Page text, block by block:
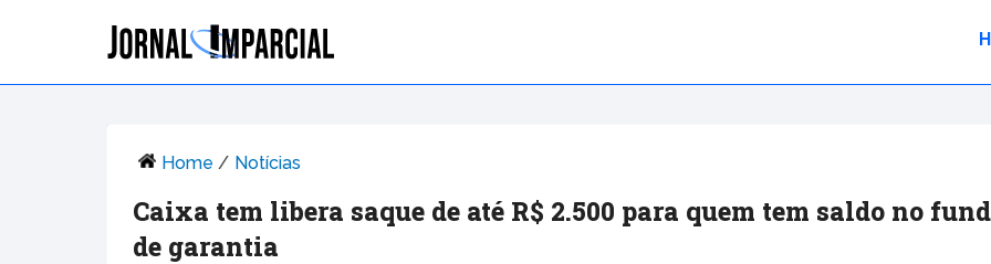
Home / Notícias
Caixa tem libera saque de até R$ 2.500 para quem tem saldo no
de garantia